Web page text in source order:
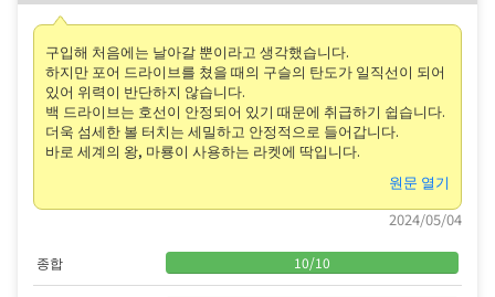
구입해 처음에는 날아갈 뿐이라고 생각했습니다.
하지만 포어 드라이브를 쳤을 때의 구슬의 탄도가 일직선이 되어
있어 위력이 반단하지 않습니다.
백 드라이브는 호선이 안정되어 있기 때문에 취급하기 쉽습니다.
더욱 섬세한 볼 터치는 세밀하고 안정적으로 들어갑니다.
바로 세계의 왕, 마룡이 사용하는 라켓에 딱입니다.
원문 열기
2024/05/04
종합 10/10